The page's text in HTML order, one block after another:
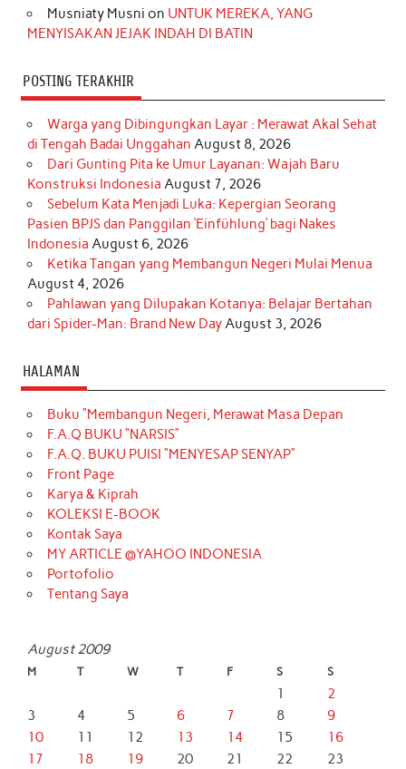
Musniaty Musni on UNTUK MEREKA, YANG
MENYISAKAN JEJAK INDAH DI BATIN
POSTING TERAKHIR
Warga yang Dibingungkan Layar : Merawat Akal Sehat
di Tengah Badai Unggahan August 8, 2026
Dari Gunting Pita ke Umur Layanan: Wajah Baru
Konstruksi Indonesia August 7, 2026
Sebelum Kata Menjadi Luka: Kepergian Seorang
Pasien BPJS dan Panggilan ‘Einfühlung’ bagi Nakes
Indonesia August 6, 2026
Ketika Tangan yang Membangun Negeri Mulai Menua
August 4, 2026
Pahlawan yang Dilupakan Kotanya: Belajar Bertahan
dari Spider-Man: Brand New DayAugust 3, 2026
HALAMAN
Buku “Membangun Negeri, Merawat Masa Depan
F.A.Q BUKU “NARSIS”
F.A.Q. BUKU PUISI “MENYESAP SENYAP”
Front Page
Karya & Kiprah
KOLEKSI E-BOOK
Kontak Saya
MY ARTICLE @YAHOO INDONESIA
Portofolio
Tentang Saya
August 2009
M T W T F S S
1
2
3
4 5 6 7 8
9
10
11 12 13 14 15
16
17
18 19 20 21 22
23